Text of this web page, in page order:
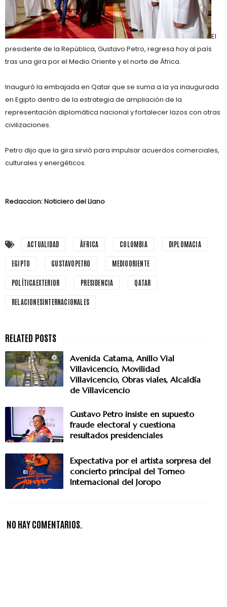
El
presidente de la República, Gustavo Petro, regresa hoy al país
tras una gira por el Medio Oriente y el norte de África.
Inauguró la embajada en Qatar que se suma a la ya inaugurada
en Egipto dentro de la estrategia de ampliación de la
representación diplomática nacional y fortalecer lazos con otras
civilizaciones.
Petro dijo que la gira sirvió para impulsar acuerdos comerciales,
culturales y energéticos.
Redaccion: Noticiero del Llano
ACTUALIDAD ÁFRICA COLOMBIA DIPLOMACIA
EGIPTO GUSTAVOPETRO MEDIOORIENTE
POLÍTICAEXTERIOR PRESIDENCIA QATAR
RELACIONESINTERNACIONALES
Avenida Catama, Anillo Vial
Villavicencio, Movilidad
Villavicencio, Obras viales, Alcaldía
de Villavicencio
Gustavo Petro insiste en supuesto
fraude electoral y cuestiona
resultados presidenciales
Expectativa por el artista sorpresa del
concierto principal del Torneo
Internacional del Joropo
NO HAY COMENTARIOS.